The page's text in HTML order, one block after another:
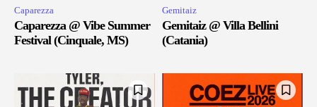
Caparezza
Caparezza @ Vibe Summer
Festival (Cinquale, MS)
Gemitaiz
Gemitaiz @ Villa Bellini
(Catania)